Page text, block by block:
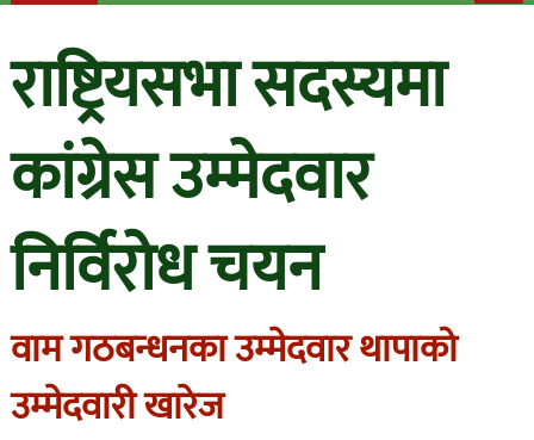
राष्ट्रियसभा सदस्यमा
कांग्रेस उम्मेदवार
निर्विरोध चयन
वाम गठबन्धनका उम्मेदवार थापाको
उम्मेदवारी खारेज